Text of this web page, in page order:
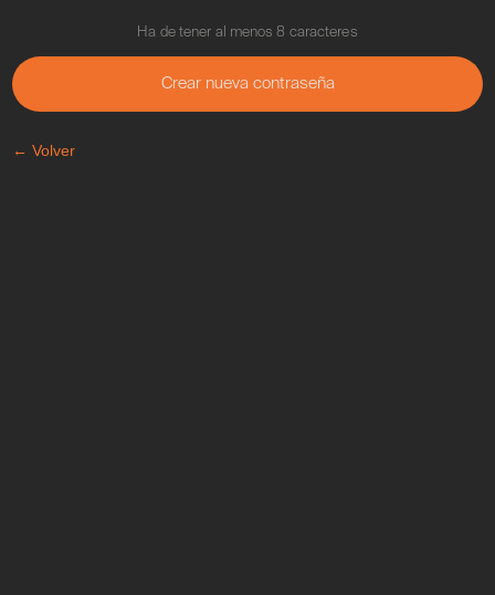
Ha de tener al menos 8 caracteres
← Volver